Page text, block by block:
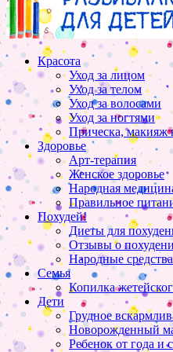
Красота
Уход за лицом
Уход за телом
Уход за волосами
Уход за ногтями
Прическа, макияж
Здоровье
Арт-терапия
Женское здоровье
Народная
Правильное
Похудей!
Диеты для
Отзывы о
Народные
Семья
Копилка
Дети
Грудное
Новорожденный
Ребенок от года и